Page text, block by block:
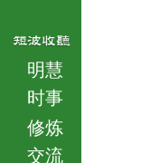
明慧
时事
修炼
交流